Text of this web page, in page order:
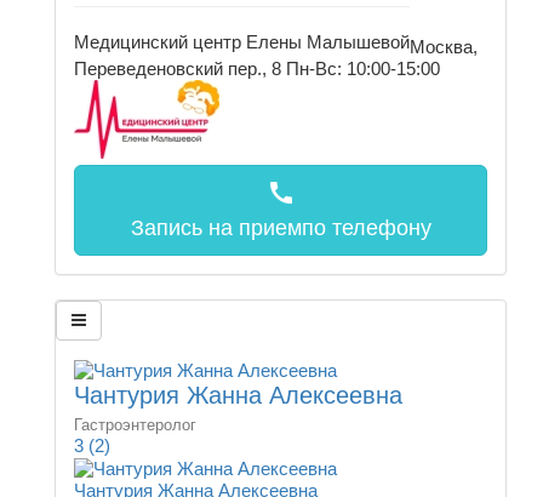
Медицинский центр Елены МалышевойМосква,
Переведеновский пер., 8 Пн-Вс: 10:00-15:00
call
Запись на приемпо телефону
Чантурия Жанна Алексеевна
Гастроэнтеролог
3 (2)
Чантурия Жанна Алексеевна